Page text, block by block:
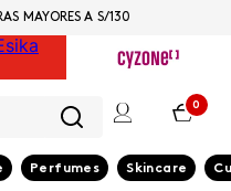
0
MAYORES A S/130
Perfumes Skincare